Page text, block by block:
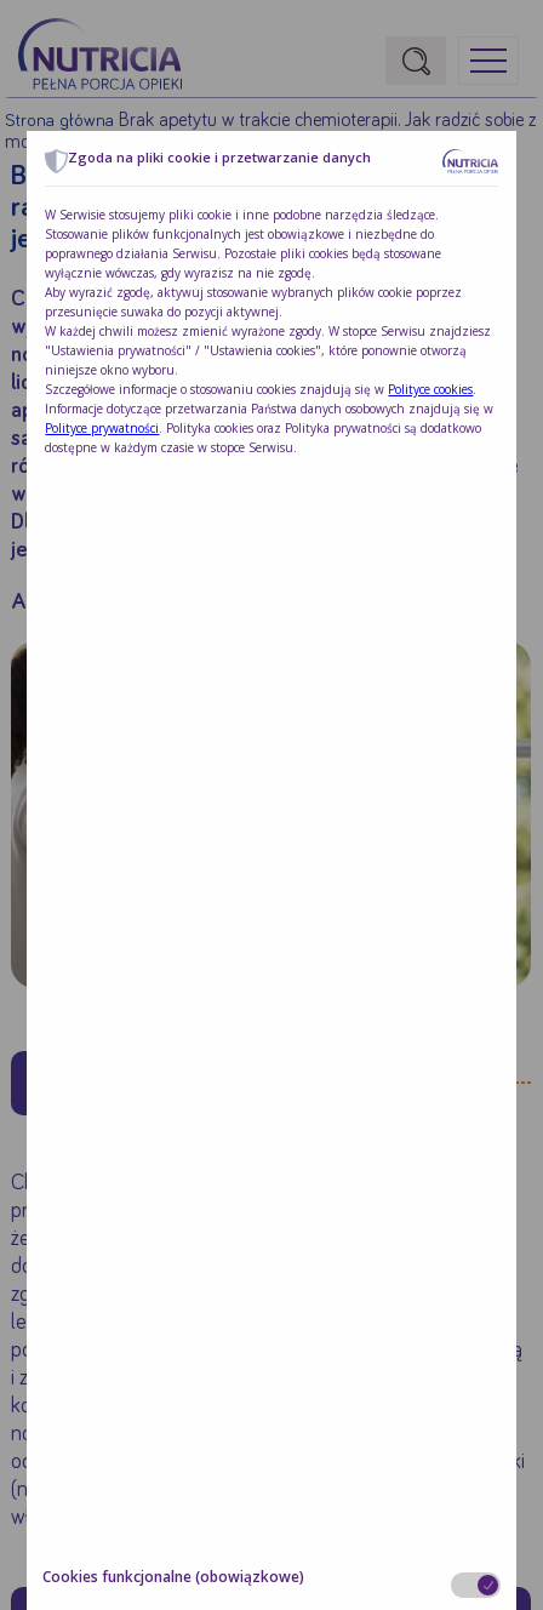
Strona główna Brak apetytu w trakcie chemioterapii. Jak radzić sobie z
mdłościami i niechęcią do jedzenia?
Brak apetytu w trakcie chemioterapii. Jak
radzić sobie z mdłościami i niechęcią do
jedzenia?
Chemioterapia jest jedną z najczęściej
wykorzystywanych metod leczenia chorób
nowotworowych. Jednak tego typu terapia związana z
licznymi działaniami niepożądanymi m.in.: brakiem
apetytu, nudnościami czy wymiotami. W przypadku gdy
są one nasilone i utrzymują się długotrwale, istnieje
również duże ryzyko rozwoju niedożywienia, co znacznie
wpływa na skuteczność leczenia i pogarsza rokowanie.
Dlatego też zachowanie właściwego stanu odżywienia
jest istotnym elementem leczenia onkologicznego
Autor:
Choroby nowotworowe są jednym z najpoważniejszych
problemów zdrowotnych w Polsce i na świecie. Mimo tego,
że występują one znacznie rzadziej u dzieci niż u osób
dorosłych, wciąż stanowią jedną z częstszych przyczyn
zgonu. Jedną z najczęściej wykorzystywanych metod
leczenia nowotworu jest chemioterapia. Polega ona na
podawaniu leków o działaniu cytotoksycznym, które hamują
i zaburzają proces podziałów komórkowych, a w
konsekwencji prowadzą do śmierci komórek
nowotworowych. Niestety ten rodzaj terapii może
oddziaływać również na zdrowe, szybko dzielące się komórki
(np. komórki szpiku kostnego, przewodu pokarmowego,
włosów) powodując określone działania niepożądane.
Zgoda na pliki cookie i przetwarzanie danych
W Serwisie stosujemy pliki cookie i inne podobne narzędzia śledzące.
Stosowanie plików funkcjonalnych jest obowiązkowe i niezbędne do
poprawnego działania Serwisu. Pozostałe pliki cookies będą stosowane
wyłącznie wówczas, gdy wyrazisz na nie zgodę.
Aby wyrazić zgodę, aktywuj stosowanie wybranych plików cookie poprzez
przesunięcie suwaka do pozycji aktywnej.
W każdej chwili możesz zmienić wyrażone zgody. W stopce Serwisu znajdziesz
"Ustawienia prywatności" / "Ustawienia cookies", które ponownie otworzą
niniejsze okno wyboru.
Szczegółowe informacje o stosowaniu cookies znajdują się w Polityce cookies
Informacje dotyczące przetwarzania Państwa danych osobowych znajdują się w
Polityce prywatności . Polityka cookies oraz Polityka prywatności są dodatkowo
dostępne w każdym czasie w stopce Serwisu.
Cookies funkcjonalne (obowiązkowe)